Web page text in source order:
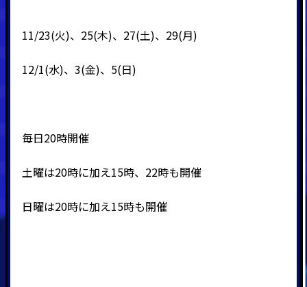
11/23(火)、25(木)、27(土)、29(月)
12/1(水)、3(金)、5(日)
毎日20時開催
土曜は20時に加え15時、22時も開催
日曜は20時に加え15時も開催